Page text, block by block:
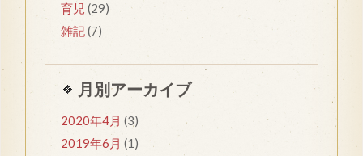
育児 (29)
雑記(7)
月別アーカイブ
2020年4月 (3)
2019年6月 (1)